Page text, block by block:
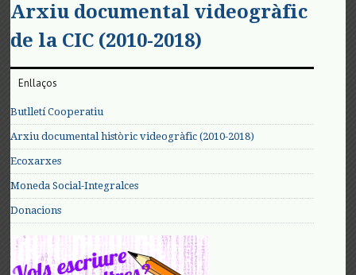
Arxiu documental videogràfic
de la CIC (2010-2018)
Enllaços
Butlletí Cooperatiu
Arxiu documental històric videogràfic (2010-2018)
Ecoxarxes
Moneda Social-Integralces
Donacions